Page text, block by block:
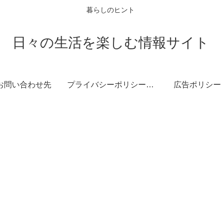
暮らしのヒント
日々の生活を楽しむ情報サイト
問い合わせ先 プライバシーポリシー・免責事項 広告ポリシー